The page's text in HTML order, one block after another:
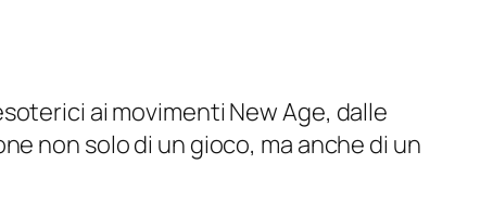
ai movimenti New Age, dalle
non solo di un gioco, ma anche di un